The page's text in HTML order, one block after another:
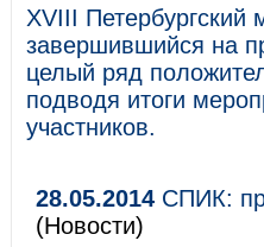
XVIII
завершившийся на
целый ряд
подводя итоги
участников.
28.05.2014 СПИК:
(Новости)